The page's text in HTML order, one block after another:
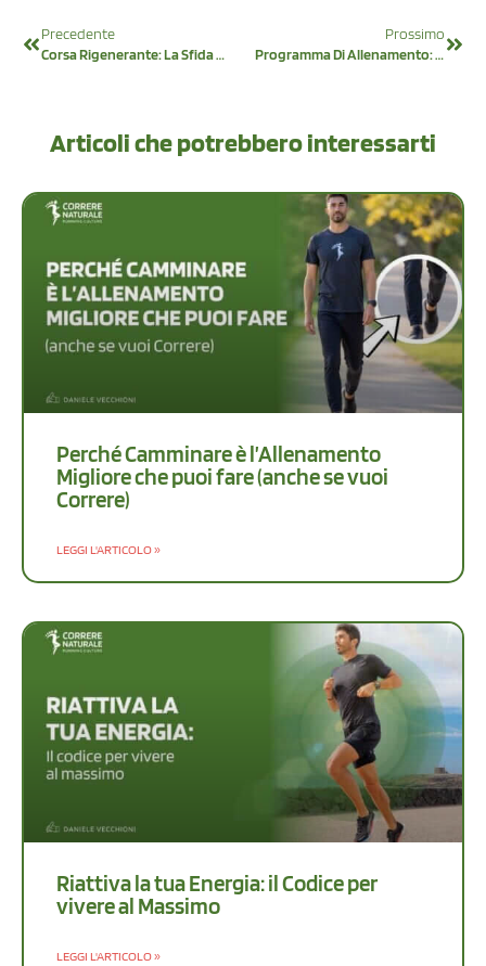
Precedente
Corsa Rigenerante: La Sfida Dei 30 Giorni
Prossimo
Programma Di Allenamento: Cosa Devi Sapere
Articoli che potrebbero interessarti
Perché Camminare è l’Allenamento
Migliore che puoi fare (anche se vuoi
Correre)
LEGGI L'ARTICOLO »
Riattiva la tua Energia: il Codice per
vivere al Massimo
LEGGI L'ARTICOLO »